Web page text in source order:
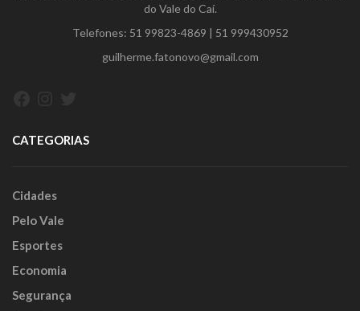
do Vale do Caí.
Telefones: 51 99823-4869 | 51 999430952
guilherme.fatonovo@gmail.com
CATEGORIAS
Cidades
Pelo Vale
Esportes
Economia
Segurança